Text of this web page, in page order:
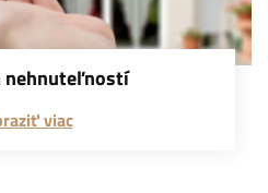
nehnuteľností
viac